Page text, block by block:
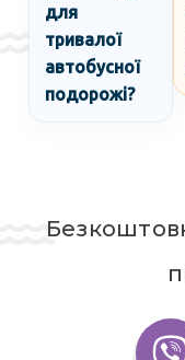
для
тривалої
автобусної
подорожі?